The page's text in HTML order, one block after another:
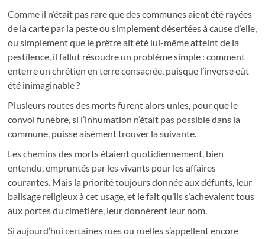
Comme il n’était pas rare que des communes aient été rayées
de la carte par la peste ou simplement désertées à cause d’elle,
ou simplement que le prêtre ait été lui-même atteint de la
pestilence, il fallut résoudre un problème simple : comment
enterre un chrétien en terre consacrée, puisque l’inverse eût
été inimaginable ?
Plusieurs routes des morts furent alors unies, pour que le
convoi funèbre, si l’inhumation n’était pas possible dans la
commune, puisse aisément trouver la suivante.
Les chemins des morts étaient quotidiennement, bien
entendu, empruntés par les vivants pour les affaires
courantes. Mais la priorité toujours donnée aux défunts, leur
balisage religieux à cet usage, et le fait qu’ils s’achevaient tous
aux portes du cimetière, leur donnèrent leur nom.
Si aujourd’hui certaines rues ou ruelles s’appellent encore